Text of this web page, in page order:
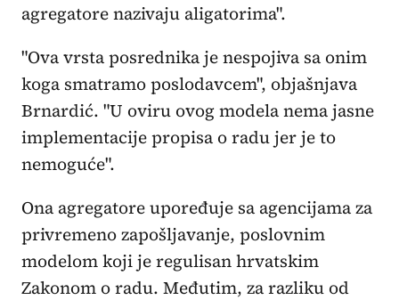
agregatore nazivaju aligatorima".
"Ova vrsta posrednika je nespojiva sa onim
koga smatramo poslodavcem", objašnjava
Brnardić. "U oviru ovog modela nema jasne
implementacije propisa o radu jer je to
nemoguće".
Ona agregatore upoređuje sa agencijama za
privremeno zapošljavanje, poslovnim
modelom koji je regulisan hrvatskim
Zakonom o radu. Međutim, za razliku od